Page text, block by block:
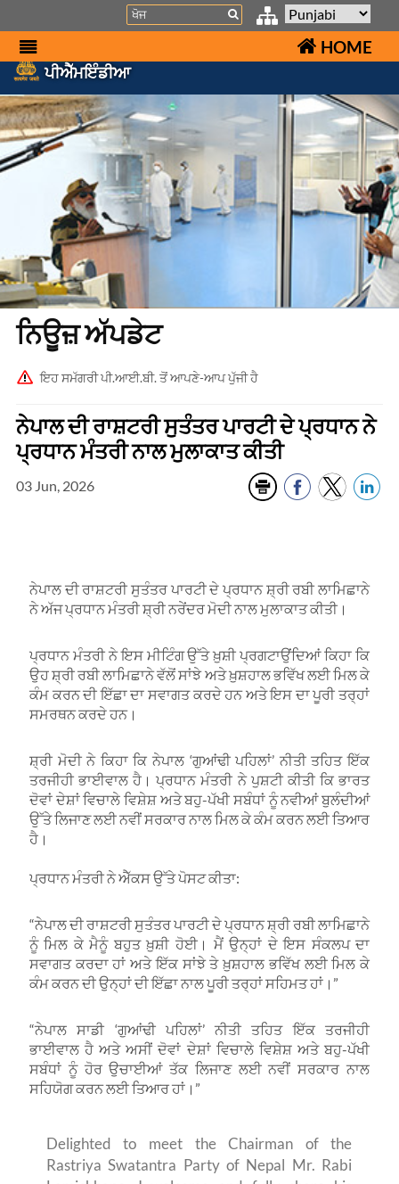
Search
HOME
ਪੀਐੱਮਇੰਡੀਆ
ਨਿਊਜ਼ ਅੱਪਡੇਟ
ਇਹ ਸਮੱਗਰੀ ਪੀ.ਆਈ.ਬੀ. ਤੋਂ ਆਪਣੇ-ਆਪ ਪੁੱਜੀ ਹੈ
ਨੇਪਾਲ ਦੀ ਰਾਸ਼ਟਰੀ ਸੁਤੰਤਰ ਪਾਰਟੀ ਦੇ ਪ੍ਰਧਾਨ ਨੇ
ਪ੍ਰਧਾਨ ਮੰਤਰੀ ਨਾਲ ਮੁਲਾਕਾਤ ਕੀਤੀ
03 Jun, 2026
ਨੇਪਾਲ ਦੀ ਰਾਸ਼ਟਰੀ ਸੁਤੰਤਰ ਪਾਰਟੀ ਦੇ ਪ੍ਰਧਾਨ ਸ਼੍ਰੀ ਰਬੀ ਲਾਮਿਛਾਨੇ
ਨੇ ਅੱਜ ਪ੍ਰਧਾਨ ਮੰਤਰੀ ਸ਼੍ਰੀ ਨਰੇਂਦਰ ਮੋਦੀ ਨਾਲ ਮੁਲਾਕਾਤ ਕੀਤੀ।
ਪ੍ਰਧਾਨ ਮੰਤਰੀ ਨੇ ਇਸ ਮੀਟਿੰਗ ਉੱਤੇ ਖ਼ੁਸ਼ੀ ਪ੍ਰਗਟਾਉਂਦਿਆਂ ਕਿਹਾ ਕਿ
ਉਹ ਸ਼੍ਰੀ ਰਬੀ ਲਾਮਿਛਾਨੇ ਵੱਲੋਂ ਸਾਂਝੇ ਅਤੇ ਖ਼ੁਸ਼ਹਾਲ ਭਵਿੱਖ ਲਈ ਮਿਲ ਕੇ
ਕੰਮ ਕਰਨ ਦੀ ਇੱਛਾ ਦਾ ਸਵਾਗਤ ਕਰਦੇ ਹਨ ਅਤੇ ਇਸ ਦਾ ਪੂਰੀ ਤਰ੍ਹਾਂ
ਸਮਰਥਨ ਕਰਦੇ ਹਨ।
ਸ਼੍ਰੀ ਮੋਦੀ ਨੇ ਕਿਹਾ ਕਿ ਨੇਪਾਲ ‘ਗੁਆਂਢੀ ਪਹਿਲਾਂ’ ਨੀਤੀ ਤਹਿਤ ਇੱਕ
ਤਰਜੀਹੀ ਭਾਈਵਾਲ ਹੈ। ਪ੍ਰਧਾਨ ਮੰਤਰੀ ਨੇ ਪੁਸ਼ਟੀ ਕੀਤੀ ਕਿ ਭਾਰਤ
ਦੋਵਾਂ ਦੇਸ਼ਾਂ ਵਿਚਾਲੇ ਵਿਸ਼ੇਸ਼ ਅਤੇ ਬਹੁ-ਪੱਖੀ ਸਬੰਧਾਂ ਨੂੰ ਨਵੀਆਂ ਬੁਲੰਦੀਆਂ
ਉੱਤੇ ਲਿਜਾਣ ਲਈ ਨਵੀਂ ਸਰਕਾਰ ਨਾਲ ਮਿਲ ਕੇ ਕੰਮ ਕਰਨ ਲਈ ਤਿਆਰ
ਹੈ।
ਪ੍ਰਧਾਨ ਮੰਤਰੀ ਨੇ ਐੱਕਸ ਉੱਤੇ ਪੋਸਟ ਕੀਤਾ:
“ਨੇਪਾਲ ਦੀ ਰਾਸ਼ਟਰੀ ਸੁਤੰਤਰ ਪਾਰਟੀ ਦੇ ਪ੍ਰਧਾਨ ਸ਼੍ਰੀ ਰਬੀ ਲਾਮਿਛਾਨੇ
ਨੂੰ ਮਿਲ ਕੇ ਮੈਨੂੰ ਬਹੁਤ ਖ਼ੁਸ਼ੀ ਹੋਈ। ਮੈਂ ਉਨ੍ਹਾਂ ਦੇ ਇਸ ਸੰਕਲਪ ਦਾ
ਸਵਾਗਤ ਕਰਦਾ ਹਾਂ ਅਤੇ ਇੱਕ ਸਾਂਝੇ ਤੇ ਖ਼ੁਸ਼ਹਾਲ ਭਵਿੱਖ ਲਈ ਮਿਲ ਕੇ
ਕੰਮ ਕਰਨ ਦੀ ਉਨ੍ਹਾਂ ਦੀ ਇੱਛਾ ਨਾਲ ਪੂਰੀ ਤਰ੍ਹਾਂ ਸਹਿਮਤ ਹਾਂ।”
“ਨੇਪਾਲ ਸਾਡੀ ‘ਗੁਆਂਢੀ ਪਹਿਲਾਂ’ ਨੀਤੀ ਤਹਿਤ ਇੱਕ ਤਰਜੀਹੀ
ਭਾਈਵਾਲ ਹੈ ਅਤੇ ਅਸੀਂ ਦੋਵਾਂ ਦੇਸ਼ਾਂ ਵਿਚਾਲੇ ਵਿਸ਼ੇਸ਼ ਅਤੇ ਬਹੁ-ਪੱਖੀ
ਸਬੰਧਾਂ ਨੂੰ ਹੋਰ ਉਚਾਈਆਂ ਤੱਕ ਲਿਜਾਣ ਲਈ ਨਵੀਂ ਸਰਕਾਰ ਨਾਲ
ਸਹਿਯੋਗ ਕਰਨ ਲਈ ਤਿਆਰ ਹਾਂ।”
Delighted to meet the Chairman of the
Rastriya Swatantra Party of Nepal Mr. Rabi